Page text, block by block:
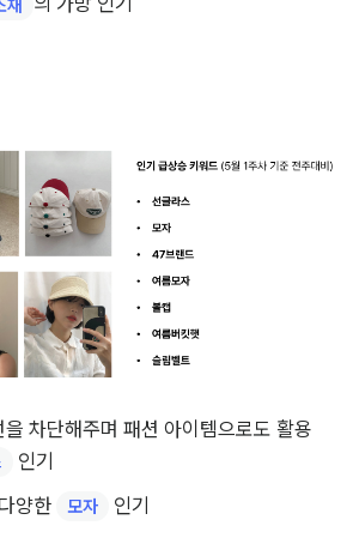
재
차단해주며 패션 아이템으로도 활용
인기
양한
모자 인기